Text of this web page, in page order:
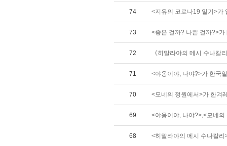
74 <지유의 코로나19 일기>가
73 <좋은 걸까? 나쁜 걸까?>가
72 《히말라야의 메시 수나칼
71 <야옹이야, 나야?>가 한국
70 <모네의 정원에서>가 한겨
69 <야옹이야, 나야?>,<모네
68 <히말라야의 메시 수나칼